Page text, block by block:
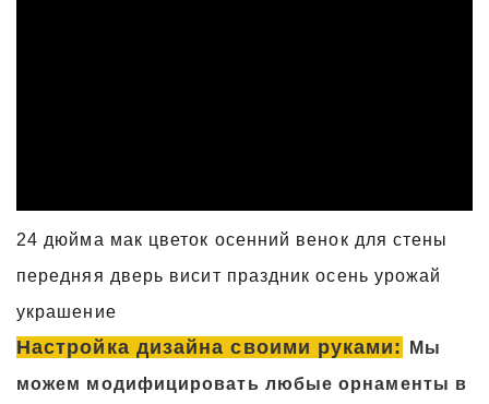
24 дюйма мак цветок осенний венок для стены
передняя дверь висит праздник осень урожай
украшение
Настройка дизайна своими руками:
Мы
можем модифицировать любые орнаменты в